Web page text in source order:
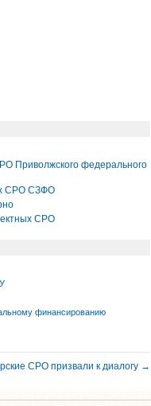
Приволжского федерального
СРО СЗФО
СРО
финансированию
СРО призвали к диалогу →